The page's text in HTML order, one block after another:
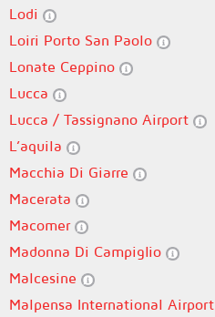
Lodi
Loiri Porto San Paolo
Lonate Ceppino
Lucca
Lucca / Tassignano Airport
L’aquila
Macchia Di Giarre
Macerata
Macomer
Madonna Di Campiglio
Malcesine
Malpensa International Airport